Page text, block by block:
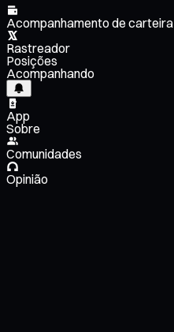
Acompanhamento de carteira
Rastreador
Posições
Acompanhando
App
Sobre
Comunidades
Opinião